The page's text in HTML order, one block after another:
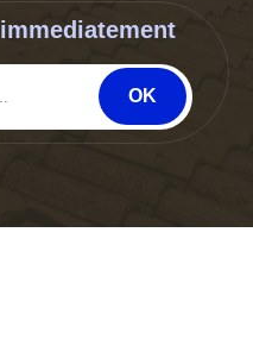
immediatement